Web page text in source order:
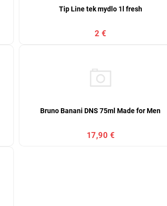
Tip Line tek mydlo 1l fresh
2 €
Bruno Banani DNS 75ml Made for Men
17,90 €